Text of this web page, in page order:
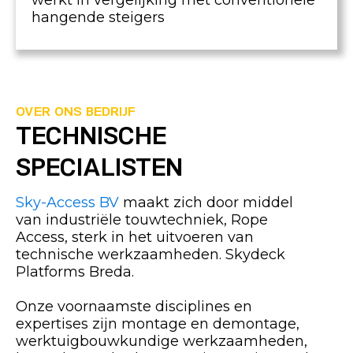
hangende steigers
OVER ONS BEDRIJF
TECHNISCHE
SPECIALISTEN
Sky-Access BV maakt zich door middel
van industriële touwtechniek, Rope
Access, sterk in het uitvoeren van
technische werkzaamheden. Skydeck
Platforms Breda.
Onze voornaamste disciplines en
expertises zijn montage en demontage,
werktuigbouwkundige werkzaamheden,